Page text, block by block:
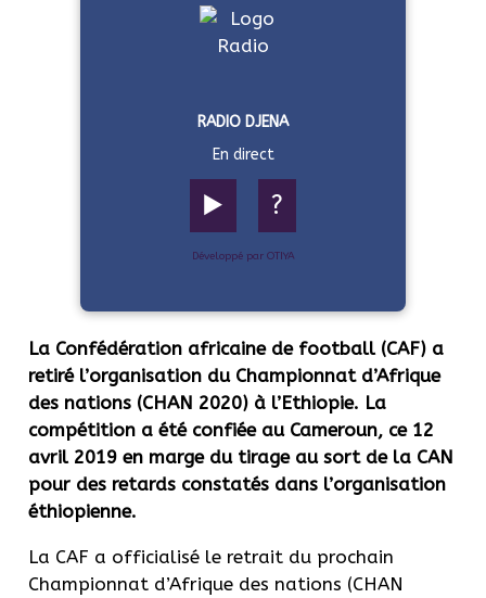
RADIO DJENA
En direct
▶️ ?
Développé par OTIYA
La Confédération africaine de football (CAF) a
retiré l’organisation du Championnat d’Afrique
des nations (CHAN 2020) à l’Ethiopie. La
compétition a été confiée au Cameroun, ce 12
avril 2019 en marge du tirage au sort de la CAN
pour des retards constatés dans l’organisation
éthiopienne.
La CAF a officialisé le retrait du prochain
Championnat d’Afrique des nations (CHAN